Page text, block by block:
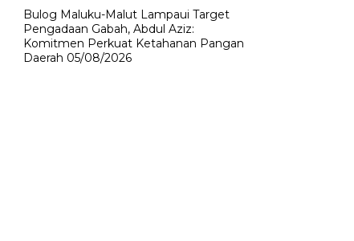
Bulog Maluku-Malut Lampaui Target
Pengadaan Gabah, Abdul Aziz:
Komitmen Perkuat Ketahanan Pangan
Daerah 05/08/2026